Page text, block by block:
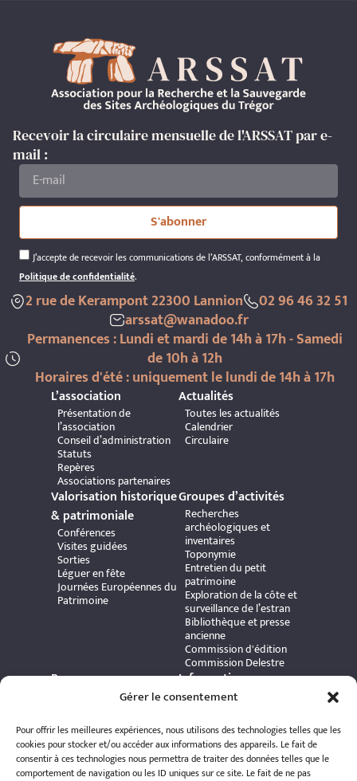
Gérer le consentement
Pour offrir les meilleures expériences, nous utilisons des technologies telles que les
cookies pour stocker et/ou accéder aux informations des appareils. Le fait de
consentir à ces technologies nous permettra de traiter des données telles que le
comportement de navigation ou les ID uniques sur ce site. Le fait de ne pas
Recevoir la circulaire mensuelle de l'ARSSAT par e-
mail :
J’accepte de recevoir les communications de l’ARSSAT, conformément à la
Politique de confidentialité.
S'abonner
2 rue de Kerampont 22300 Lannion
02 96 46 32 51
arssat@wanadoo.fr
Permanences : Lundi et mardi de 14h à 17h - Samedi
de 10h à 12h
Horaires d'été : uniquement le lundi de 14h à 17h
L’association
Présentation de
l’association
Conseil d’administration
Statuts
Repères
Associations partenaires
Actualités
Toutes les actualités
Calendrier
Circulaire
Valorisation historique
& patrimoniale
Conférences
Visites guidées
Sorties
Léguer en fête
Journées Européennes du
Patrimoine
Groupes d’activités
Recherches
archéologiques et
inventaires
Toponymie
Entretien du petit
patrimoine
Exploration de la côte et
surveillance de l’estran
Bibliothèque et presse
ancienne
Commission d'édition
Commission Delestre
Ressources
Carte interactive
Publications et ouvrages
Archives patrimoniales
Bretania
Informations
pratiques
Adhérer à l’association
Politique de
confidentialité
Politique de cookies